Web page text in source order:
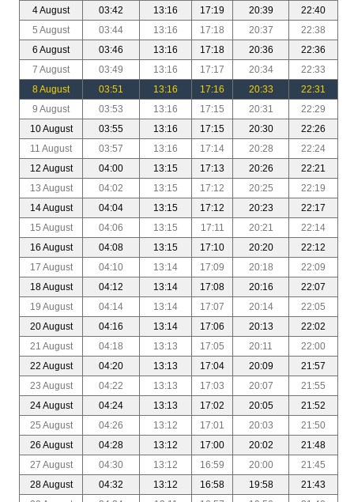
4 August
03:42 13:16 17:19 20:39
22:40
5 August
03:44 13:16 17:18 20:37
22:38
6 August
03:46 13:16 17:18 20:36
22:36
7 August
03:49 13:16 17:17 20:34
22:33
8 August
03:51 13:16 17:16 20:33
22:31
9 August
03:53 13:16 17:15 20:31
22:29
10 August
03:55 13:16 17:15 20:30
22:26
11 August
03:57 13:16 17:14 20:28
22:24
12 August
04:00 13:15 17:13 20:26
22:21
13 August
04:02 13:15 17:12 20:25
22:19
14 August
04:04 13:15 17:12 20:23
22:17
15 August
04:06 13:15 17:11 20:21
22:14
16 August
04:08 13:15 17:10 20:20
22:12
17 August
04:10 13:14 17:09 20:18
22:09
18 August
04:12 13:14 17:08 20:16
22:07
19 August
04:14 13:14 17:07 20:14
22:05
20 August
04:16 13:14 17:06 20:13
22:02
21 August
04:18 13:13 17:05 20:11
22:00
22 August
04:20 13:13 17:04 20:09
21:57
23 August
04:22 13:13 17:03 20:07
21:55
24 August
04:24 13:13 17:02 20:05
21:52
25 August
04:26 13:12 17:01 20:03
21:50
26 August
04:28 13:12 17:00 20:02
21:48
27 August
04:30 13:12 16:59 20:00
21:45
28 August
04:32 13:12 16:58 19:58
21:43